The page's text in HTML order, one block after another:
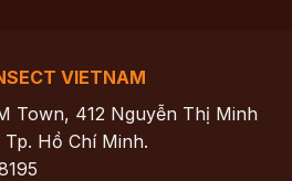
VIETNAM
Town, 412 Nguyễn Thị Minh
Hồ Chí Minh.